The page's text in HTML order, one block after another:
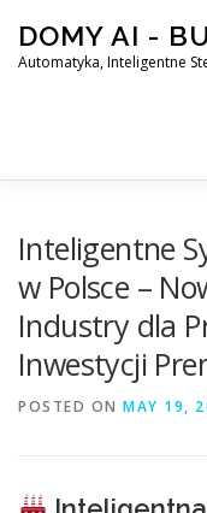
content
DOMY AI -
Automatyka, Inteligentne
SMART DOM AI –
BLOG
Inteligentne
w Polsce –
Industry dla
Inwestycji
POSTED ON MAY 19,